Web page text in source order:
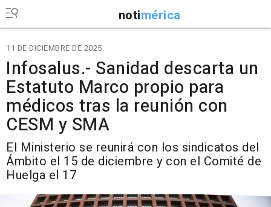
notimérica
11 DE DICIEMBRE DE 2025
Infosalus.- Sanidad descarta un
Estatuto Marco propio para
médicos tras la reunión con
CESM y SMA
El Ministerio se reunirá con los sindicatos del
Ámbito el 15 de diciembre y con el Comité de
Huelga el 17